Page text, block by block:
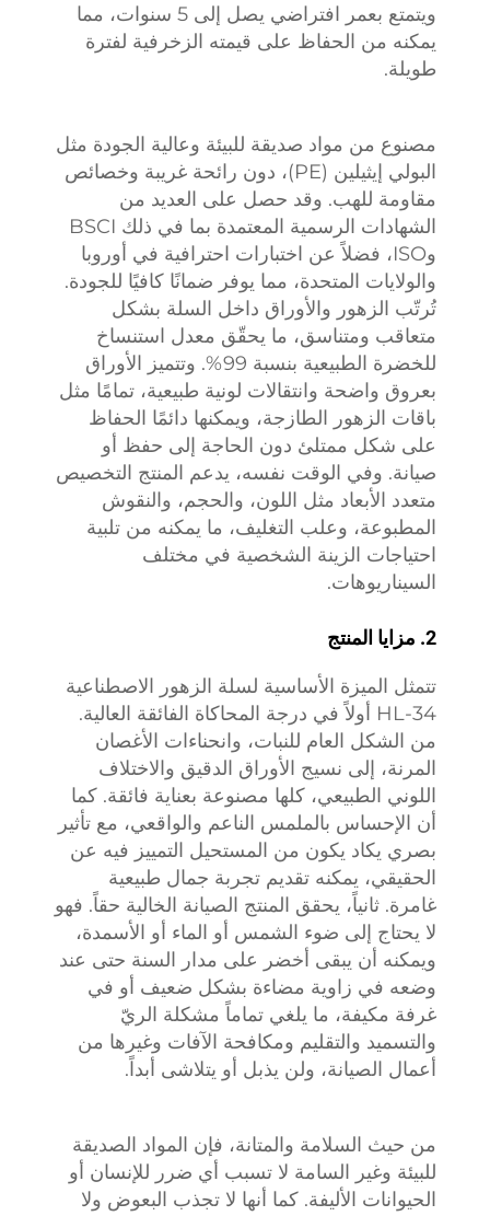
ويتمتع بعمر افتراضي يصل إلى 5 سنوات، مما
يمكنه من الحفاظ على قيمته الزخرفية لفترة
طويلة.
مصنوع من مواد صديقة للبيئة وعالية الجودة مثل
البولي إيثيلين (PE)، دون رائحة غريبة وخصائص
مقاومة للهب. وقد حصل على العديد من
الشهادات الرسمية المعتمدة بما في ذلك BSCI
وISO، فضلاً عن اختبارات احترافية في أوروبا
والولايات المتحدة، مما يوفر ضمانًا كافيًا للجودة.
تُرتّب الزهور والأوراق داخل السلة بشكل
متعاقب ومتناسق، ما يحقّق معدل استنساخ
للخضرة الطبيعية بنسبة 99%. وتتميز الأوراق
بعروق واضحة وانتقالات لونية طبيعية، تمامًا مثل
باقات الزهور الطازجة، ويمكنها دائمًا الحفاظ
على شكل ممتلئ دون الحاجة إلى حفظ أو
صيانة. وفي الوقت نفسه، يدعم المنتج التخصيص
متعدد الأبعاد مثل اللون، والحجم، والنقوش
المطبوعة، وعلب التغليف، ما يمكنه من تلبية
احتياجات الزينة الشخصية في مختلف
السيناريوهات.
2. مزايا المنتج
تتمثل الميزة الأساسية لسلة الزهور الاصطناعية
HL-34 أولاً في درجة المحاكاة الفائقة العالية.
من الشكل العام للنبات، وانحناءات الأغصان
المرنة، إلى نسيج الأوراق الدقيق والاختلاف
اللوني الطبيعي، كلها مصنوعة بعناية فائقة. كما
أن الإحساس بالملمس الناعم والواقعي، مع تأثير
بصري يكاد يكون من المستحيل التمييز فيه عن
الحقيقي، يمكنه تقديم تجربة جمال طبيعية
غامرة. ثانياً، يحقق المنتج الصيانة الخالية حقاً. فهو
لا يحتاج إلى ضوء الشمس أو الماء أو الأسمدة،
ويمكنه أن يبقى أخضر على مدار السنة حتى عند
وضعه في زاوية مضاءة بشكل ضعيف أو في
غرفة مكيفة، ما يلغي تماماً مشكلة الريّ
والتسميد والتقليم ومكافحة الآفات وغيرها من
أعمال الصيانة، ولن يذبل أو يتلاشى أبداً.
من حيث السلامة والمتانة، فإن المواد الصديقة
للبيئة وغير السامة لا تسبب أي ضرر للإنسان أو
الحيوانات الأليفة. كما أنها لا تجذب البعوض ولا